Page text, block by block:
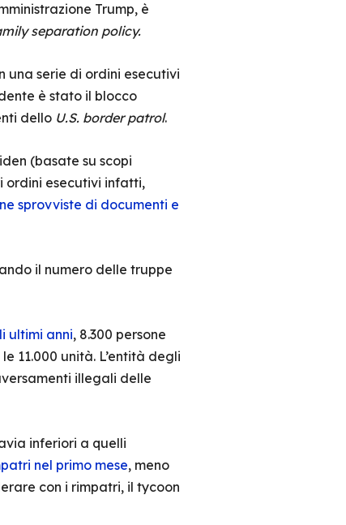
Trump, è
separation policy.
una serie di ordini esecutivi
è stato il blocco
delloU.S. border patrol.
(basate su scopi
ordini esecutivi infatti,
sprovviste di documenti e
il numero delle truppe
ultimi anni, 8.300 persone
11.000 unità. L’entità degli
illegali delle
inferiori a quelli
nel primo mese, meno
con i rimpatri, il tycoon